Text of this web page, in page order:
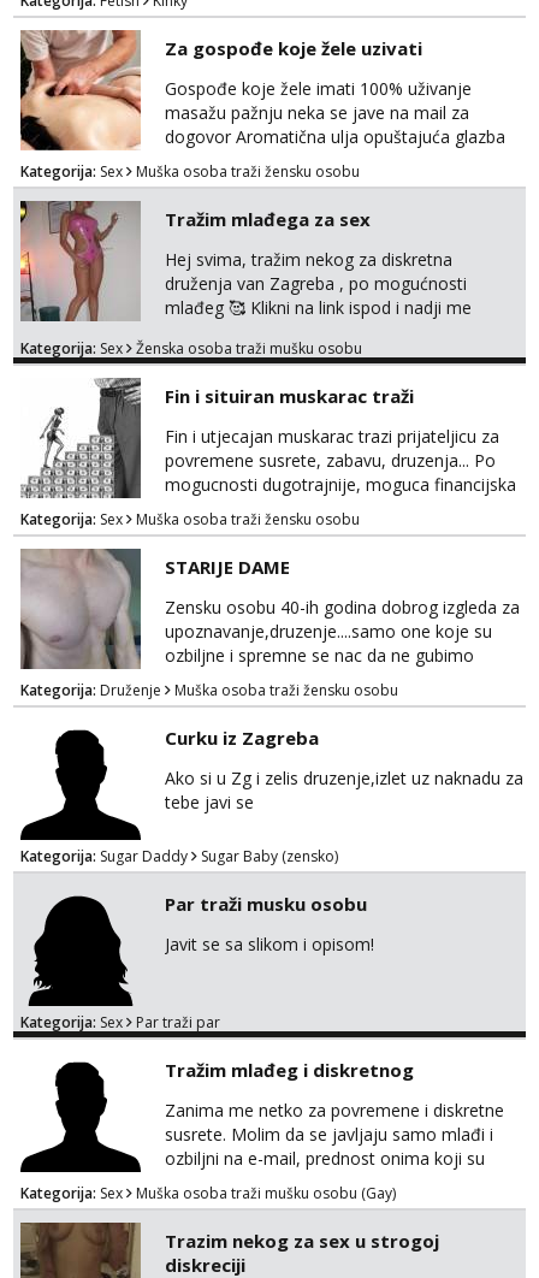
poslusna. Idealno 25 godina max okvirno 40.
Nikakve umisljene femy ko fol ljepotice me ne
interesiraju. Stop pederima i slicnima. Stop
bonovima i slicne gluposti. Javi se sa slikom i
ukratko o sebi na: naal_naal@yaho...
Za gospođe koje žele uzivati
Gospođe koje žele imati 100% uživanje
masažu pažnju neka se jave na mail za
dogovor Aromatična ulja opuštajuća glazba
Budi moja Kraljica i ispuni si želje za dobro
opuštanje Vaš prostor
Kategorija: Sex Muška osoba traži žensku osobu
Tražim mlađega za sex
Hej svima, tražim nekog za diskretna
druženja van Zagreba , po mogućnosti
mlađeg 🥰 Klikni na link ispod i nadji me
Kategorija: Sex Ženska osoba traži mušku osobu
Fin i situiran muskarac traži
Fin i utjecajan muskarac trazi prijateljicu za
povremene susrete, zabavu, druzenja... Po
mogucnosti dugotrajnije, moguca financijska
potpora!
Kategorija: Sex Muška osoba traži žensku osobu
STARIJE DAME
Zensku osobu 40-ih godina dobrog izgleda za
upoznavanje,druzenje....samo one koje su
ozbiljne i spremne se nac da ne gubimo
vrijeme!
Kategorija: Druženje Muška osoba traži žensku osobu
Curku iz Zagreba
Ako si u Zg i zelis druzenje,izlet uz naknadu za
tebe javi se
Kategorija: Sugar Daddy Sugar Baby (zensko)
Par traži musku osobu
Javit se sa slikom i opisom!
Kategorija: Sex Par traži par
Tražim mlađeg i diskretnog
Zanima me netko za povremene i diskretne
susrete. Molim da se javljaju samo mlađi i
ozbiljni na e-mail, prednost onima koji su
vitke građe, iskustvo mi je nebitno. Higijena i
diskrecija su mi na prvom mjestu,
maksimalno držim do izgleda, sportski sam
tip.
Kategorija: Sex Muška osoba traži mušku osobu (Gay)
Trazim nekog za sex u strogoj
diskreciji